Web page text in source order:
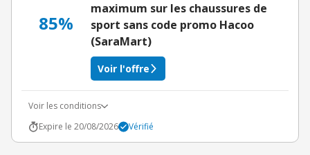
85%
maximum sur les chaussures de
sport sans code promo Hacoo
(SaraMart)
Voir l'offre
Voir les conditions
Expire le 20/08/2026
Vérifié